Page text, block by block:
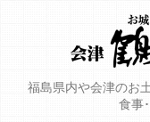
福島県内や会津のお
食事